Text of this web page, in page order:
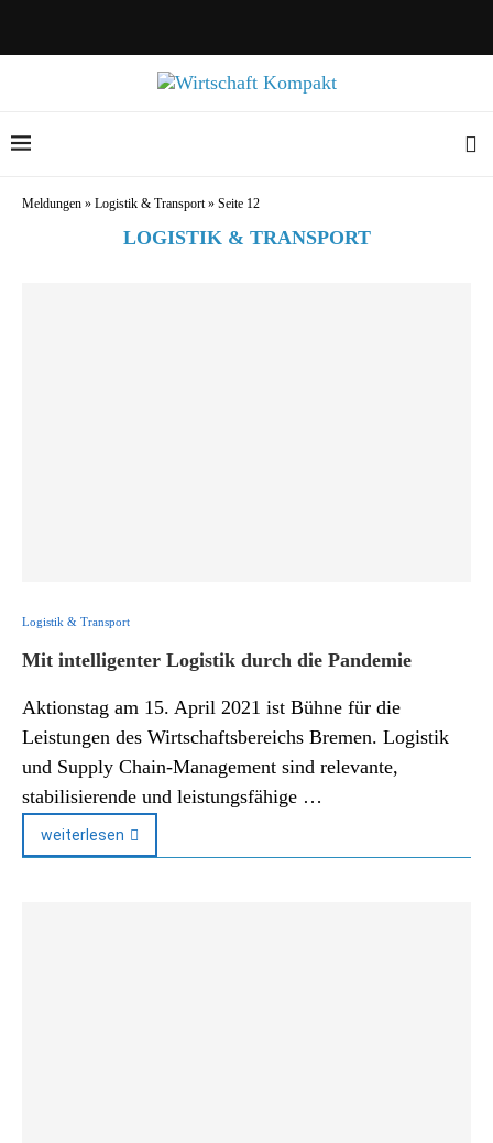
Meldungen » Logistik & Transport» Seite 12
LOGISTIK & TRANSPORT
Logistik & Transport
Mit intelligenter Logistik durch die Pandemie
Aktionstag am 15. April 2021 ist Bühne für die
Leistungen des Wirtschaftsbereichs Bremen. Logistik
und Supply Chain-Management sind relevante,
stabilisierende und leistungsfähige …
weiterlesen